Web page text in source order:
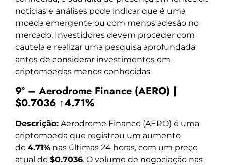
notícias e análises pode indicar que é uma
moeda emergente ou com menos adesão no
mercado. Investidores devem proceder com
cautela e realizar uma pesquisa aprofundada
antes de considerar investimentos em
criptomoedas menos conhecidas.
9º – Aerodrome Finance (AERO) |
$0.7036 ↑4.71%
Descrição: Aerodrome Finance (AERO) é uma
criptomoeda que registrou um aumento
de 4.71% nas últimas 24 horas, com um preço
atual de $0.7036. O volume de negociação nas